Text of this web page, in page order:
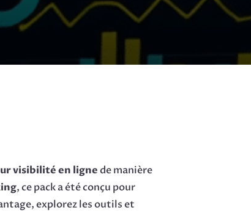
visibilité en lignede manière
, ce pack a été conçu pour
explorez les outils et